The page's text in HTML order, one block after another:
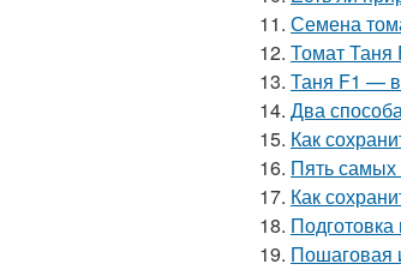
11. Семена
12. Томат Таня
13. Таня F1 —
14. Два
15. Как
16. Пять самых
17. Как
18.
19. Пошаговая